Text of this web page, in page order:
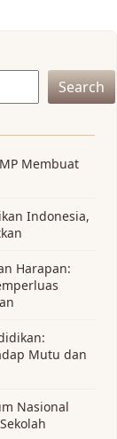
Search
Membuat
Indonesia,
Harapan:
Mutu dan
Nasional